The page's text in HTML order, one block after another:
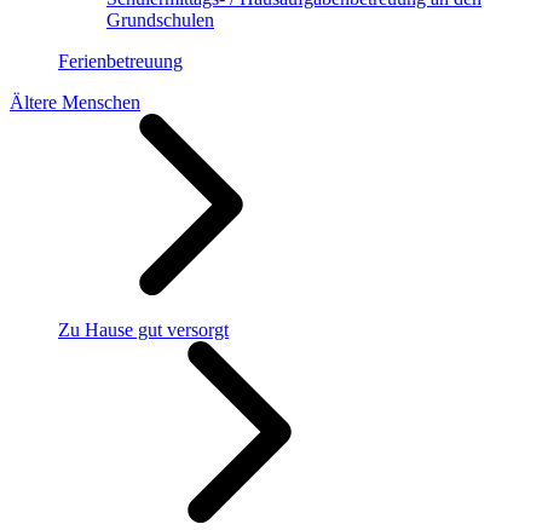
Grundschulen
Ferienbetreuung
Ältere Menschen
Zu Hause gut versorgt